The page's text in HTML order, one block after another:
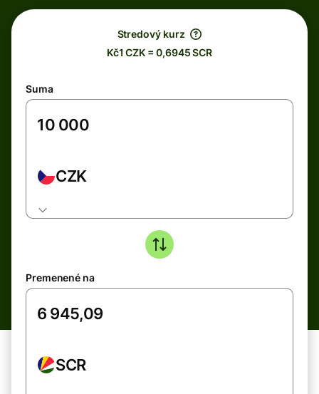
Stredový kurz
Kč1 CZK = 0,6945 SCR
Suma
CZK
Premenené na
SCR